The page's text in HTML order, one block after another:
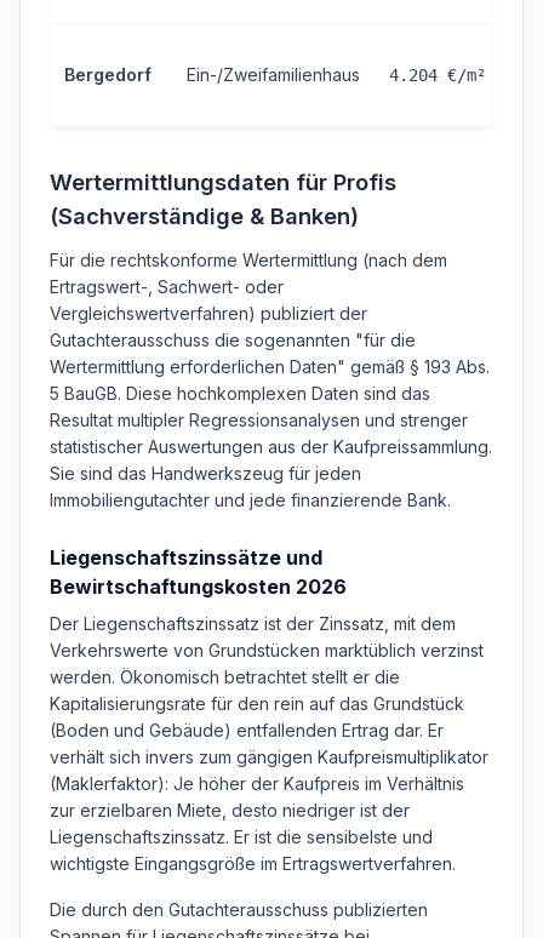
Bergedorf Ein-/Zweifamilienhaus 4.204 €/m²
Wertermittlungsdaten für Profis
(Sachverständige & Banken)
Für die rechtskonforme Wertermittlung (nach dem
Ertragswert-, Sachwert- oder
Vergleichswertverfahren) publiziert der
Gutachterausschuss die sogenannten "für die
Wertermittlung erforderlichen Daten" gemäß § 193 Abs.
5 BauGB. Diese hochkomplexen Daten sind das
Resultat multipler Regressionsanalysen und strenger
statistischer Auswertungen aus der Kaufpreissammlung.
Sie sind das Handwerkszeug für jeden
Immobiliengutachter und jede finanzierende Bank.
Liegenschaftszinssätze und
Bewirtschaftungskosten 2026
Der Liegenschaftszinssatz ist der Zinssatz, mit dem
Verkehrswerte von Grundstücken marktüblich verzinst
werden. Ökonomisch betrachtet stellt er die
Kapitalisierungsrate für den rein auf das Grundstück
(Boden und Gebäude) entfallenden Ertrag dar. Er
verhält sich invers zum gängigen Kaufpreismultiplikator
(Maklerfaktor): Je höher der Kaufpreis im Verhältnis
zur erzielbaren Miete, desto niedriger ist der
Liegenschaftszinssatz. Er ist die sensibelste und
wichtigste Eingangsgröße im Ertragswertverfahren.
Die durch den Gutachterausschuss publizierten